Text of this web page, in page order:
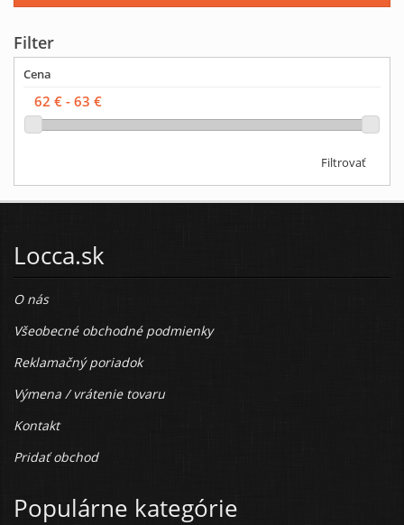
Filter
Cena
Filtrovať
Locca.sk
O nás
Všeobecné obchodné podmienky
Reklamačný poriadok
Výmena / vrátenie tovaru
Kontakt
Pridať obchod
Populárne kategórie